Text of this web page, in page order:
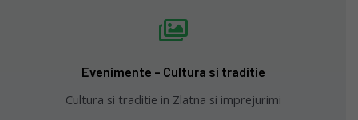
Evenimente - Cultura si traditie
Cultura si traditie in Zlatna si imprejurimi